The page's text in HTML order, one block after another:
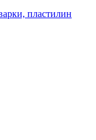
пластилин